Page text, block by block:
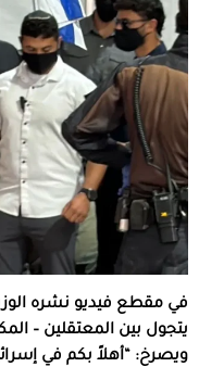
في مقطع فيديو نشره
يتجول بين المعتقلين –
ويصرخ: “أهلاً بكم في